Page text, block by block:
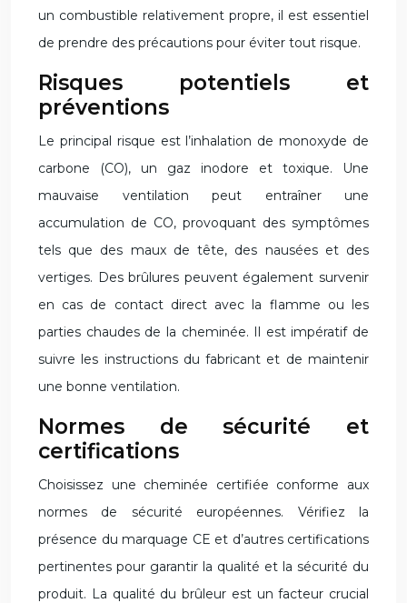
un combustible relativement propre, il est essentiel
de prendre des précautions pour éviter tout risque.
Risques potentiels et
préventions
Le principal risque est l’inhalation de monoxyde de
carbone (CO), un gaz inodore et toxique. Une
mauvaise ventilation peut entraîner une
accumulation de CO, provoquant des symptômes
tels que des maux de tête, des nausées et des
vertiges. Des brûlures peuvent également survenir
en cas de contact direct avec la flamme ou les
parties chaudes de la cheminée. Il est impératif de
suivre les instructions du fabricant et de maintenir
une bonne ventilation.
Normes de sécurité et
certifications
Choisissez une cheminée certifiée conforme aux
normes de sécurité européennes. Vérifiez la
présence du marquage CE et d’autres certifications
pertinentes pour garantir la qualité et la sécurité du
produit. La qualité du brûleur est un facteur crucial